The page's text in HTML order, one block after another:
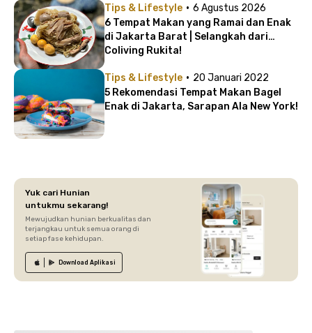
Tips & Lifestyle · 6 Agustus 2026
6 Tempat Makan yang Ramai dan Enak
di Jakarta Barat | Selangkah dari
Coliving Rukita!
Tips & Lifestyle · 20 Januari 2022
5 Rekomendasi Tempat Makan Bagel
Enak di Jakarta, Sarapan Ala New York!
Yuk cari Hunian
untukmu sekarang!
Mewujudkan hunian berkualitas dan
terjangkau untuk semua orang di
setiap fase kehidupan.
Download Aplikasi